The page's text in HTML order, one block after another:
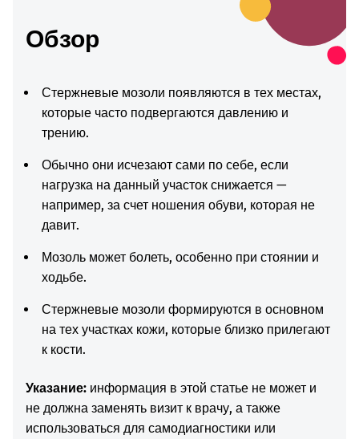
Обзор
Стержневые мозоли появляются в тех местах,
которые часто подвергаются давлению и
трению.
Обычно они исчезают сами по себе, если
нагрузка на данный участок снижается —
например, за счет ношения обуви, которая не
давит.
Мозоль может болеть, особенно при стоянии и
ходьбе.
Стержневые мозоли формируются в основном
на тех участках кожи, которые близко прилегают
к кости.
Указание: информация в этой статье не может и
не должна заменять визит к врачу, а также
использоваться для самодиагностики или